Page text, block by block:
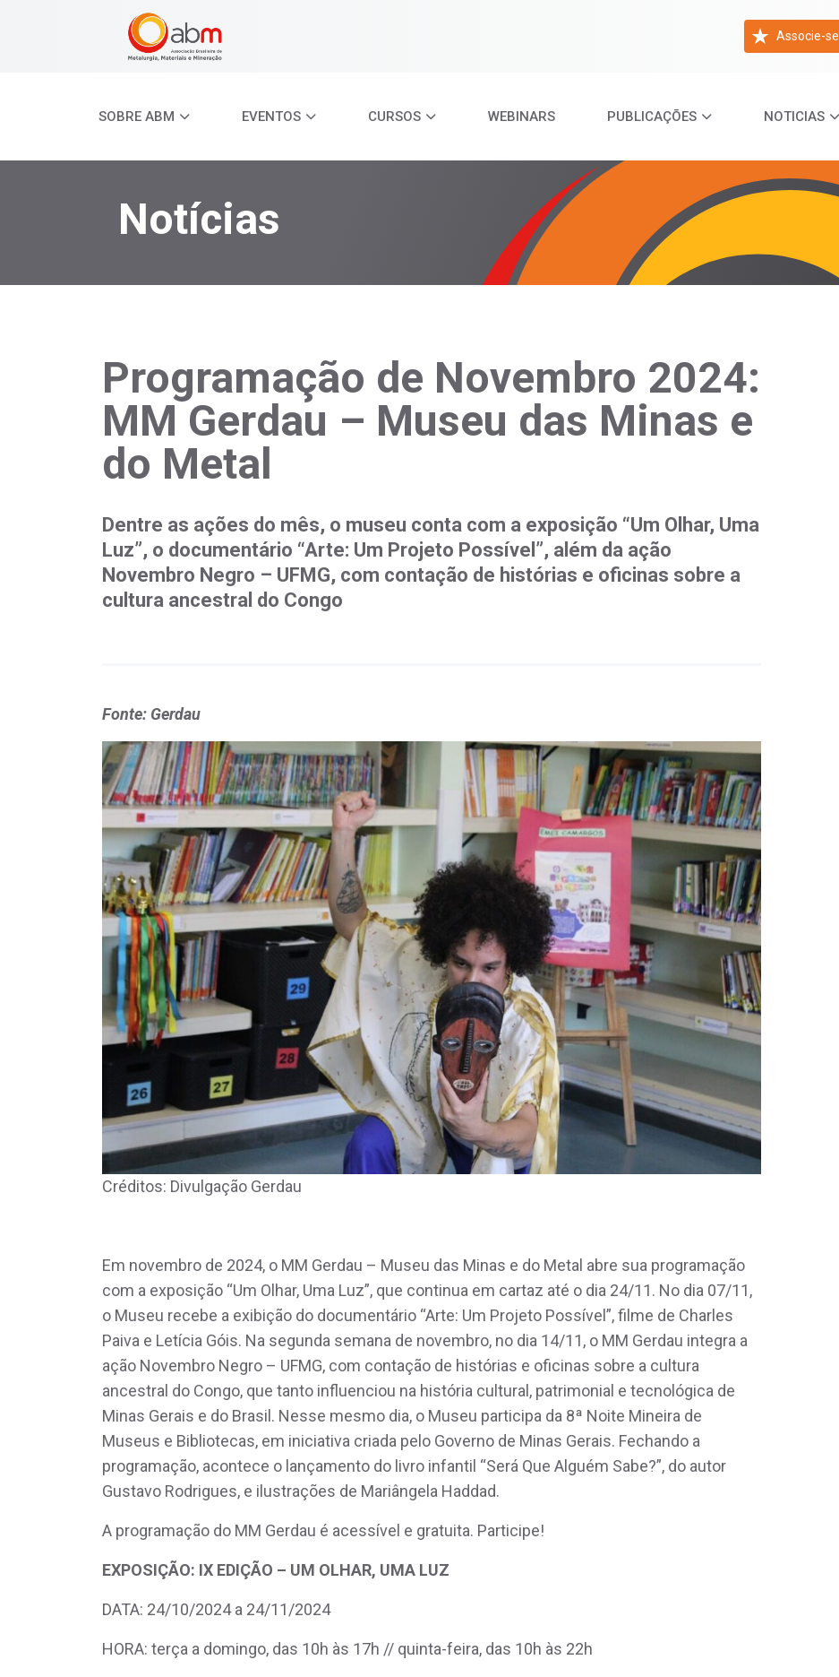
Associe-se
SOBRE ABM EVENTOS CURSOS WEBINARS PUBLICAÇÕES NOTICIAS
Notícias
Programação de Novembro 2024:
MM Gerdau – Museu das Minas e
do Metal
Dentre as ações do mês, o museu conta com a exposição “Um Olhar, Uma
Luz”, o documentário “Arte: Um Projeto Possível”, além da ação
Novembro Negro – UFMG, com contação de histórias e oficinas sobre a
cultura ancestral do Congo
Fonte: Gerdau
Créditos: Divulgação Gerdau
Em novembro de 2024, o MM Gerdau – Museu das Minas e do Metal abre sua programação
com a exposição “Um Olhar, Uma Luz”, que continua em cartaz até o dia 24/11. No dia 07/11,
o Museu recebe a exibição do documentário “Arte: Um Projeto Possível”, filme de Charles
Paiva e Letícia Góis. Na segunda semana de novembro, no dia 14/11, o MM Gerdau integra a
ação Novembro Negro – UFMG, com contação de histórias e oficinas sobre a cultura
ancestral do Congo, que tanto influenciou na história cultural, patrimonial e tecnológica de
Minas Gerais e do Brasil. Nesse mesmo dia, o Museu participa da 8ª Noite Mineira de
Museus e Bibliotecas, em iniciativa criada pelo Governo de Minas Gerais. Fechando a
programação, acontece o lançamento do livro infantil “Será Que Alguém Sabe?”, do autor
Gustavo Rodrigues, e ilustrações de Mariângela Haddad.
A programação do MM Gerdau é acessível e gratuita. Participe!
EXPOSIÇÃO: IX EDIÇÃO – UM OLHAR, UMA LUZ
DATA: 24/10/2024 a 24/11/2024
HORA: terça a domingo, das 10h às 17h // quinta-feira, das 10h às 22h